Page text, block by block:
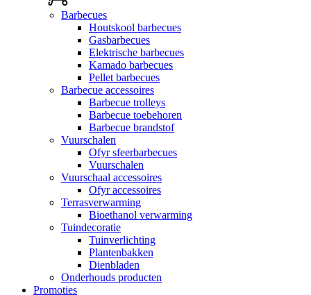
Barbecues
Houtskool barbecues
Gasbarbecues
Elektrische barbecues
Kamado barbecues
Pellet barbecues
Barbecue accessoires
Barbecue trolleys
Barbecue toebehoren
Barbecue brandstof
Vuurschalen
Ofyr sfeerbarbecues
Vuurschalen
Vuurschaal accessoires
Ofyr accessoires
Terrasverwarming
Bioethanol verwarming
Tuindecoratie
Tuinverlichting
Plantenbakken
Dienbladen
Onderhouds producten
Promoties